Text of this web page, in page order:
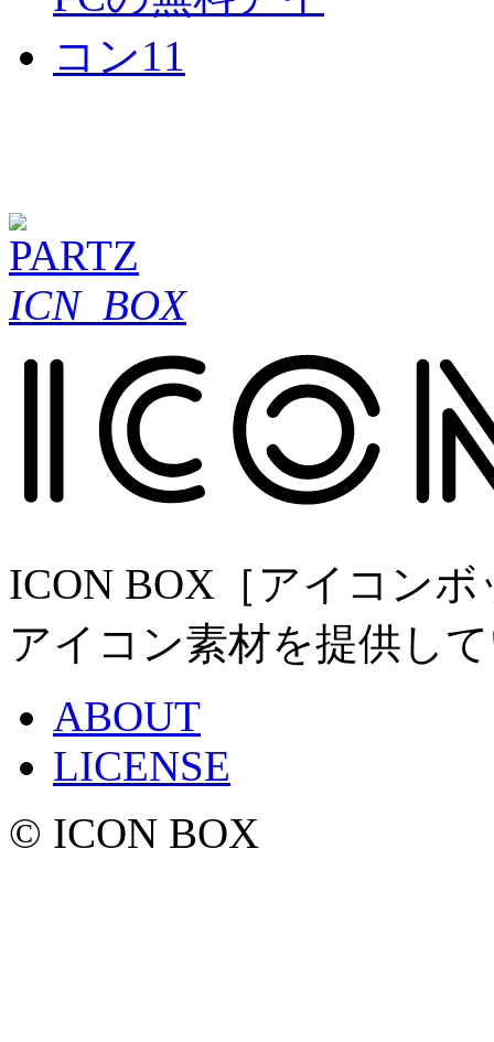
ICN_BOX
ICON BOX［アイコン
アイコン素材を提供し
ABOUT
LICENSE
© ICON BOX